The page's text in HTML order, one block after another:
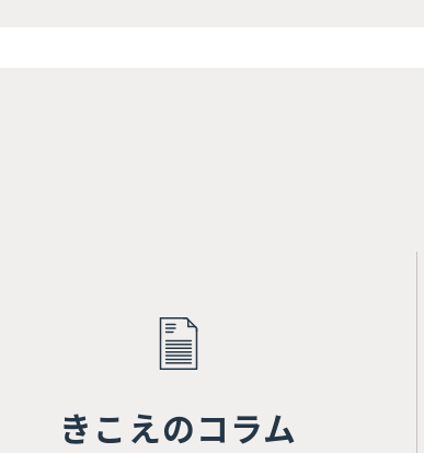
きこえのコラム